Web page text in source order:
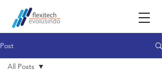
Post
All Posts